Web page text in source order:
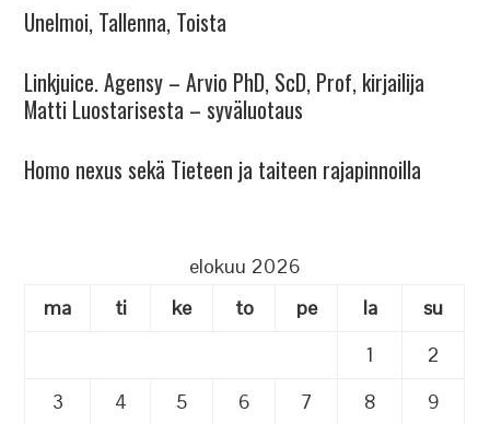
Unelmoi, Tallenna, Toista
Linkjuice. Agensy – Arvio PhD, ScD, Prof, kirjailija
Matti Luostarisesta – syväluotaus
Homo nexus sekä Tieteen ja taiteen rajapinnoilla
elokuu 2026
ma
ti ke to pe la
su
1
2
3
4 5 6 7 8
9